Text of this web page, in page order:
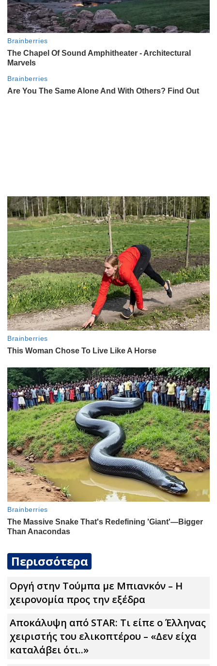
Περισσότερα
Οργή στην Τούμπα με Μπιανκόν – Η
χειρονομία προς την εξέδρα
Αποκάλυψη από STAR: Τι είπε ο Έλληνας
χειριστής του ελικοπτέρου – «Δεν είχα
καταλάβει ότι..»